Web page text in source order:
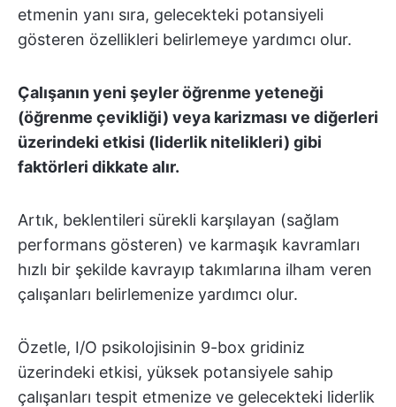
etmenin yanı sıra, gelecekteki potansiyeli
gösteren özellikleri belirlemeye yardımcı olur.
Çalışanın yeni şeyler öğrenme yeteneği
(öğrenme çevikliği) veya karizması ve diğerleri
üzerindeki etkisi (liderlik nitelikleri) gibi
faktörleri dikkate alır.
Artık, beklentileri sürekli karşılayan (sağlam
performans gösteren) ve karmaşık kavramları
hızlı bir şekilde kavrayıp takımlarına ilham veren
çalışanları belirlemenize yardımcı olur.
Özetle, I/O psikolojisinin 9-box gridiniz
üzerindeki etkisi, yüksek potansiyele sahip
çalışanları tespit etmenize ve gelecekteki liderlik